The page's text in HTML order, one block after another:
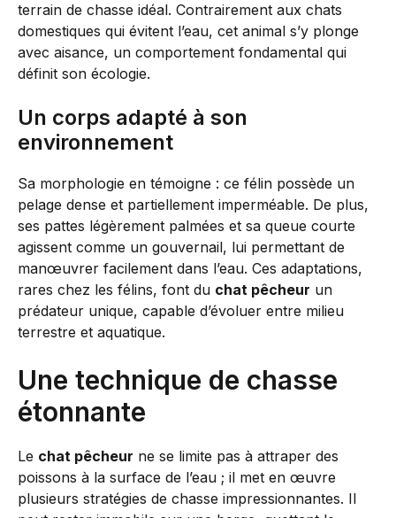
terrain de chasse idéal. Contrairement aux chats
domestiques qui évitent l’eau, cet animal s’y plonge
avec aisance, un comportement fondamental qui
définit son écologie.
Un corps adapté à son
environnement
Sa morphologie en témoigne : ce félin possède un
pelage dense et partiellement imperméable. De plus,
ses pattes légèrement palmées et sa queue courte
agissent comme un gouvernail, lui permettant de
manœuvrer facilement dans l’eau. Ces adaptations,
rares chez les félins, font du chat pêcheur un
prédateur unique, capable d’évoluer entre milieu
terrestre et aquatique.
Une technique de chasse
étonnante
Le chat pêcheur ne se limite pas à attraper des
poissons à la surface de l’eau ; il met en œuvre
plusieurs stratégies de chasse impressionnantes. Il